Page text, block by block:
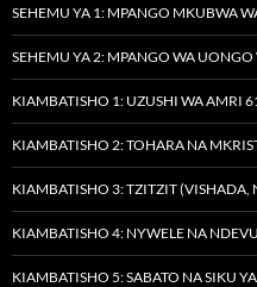
SEHEMU YA 1: MPANGO MKUBWA
SEHEMU YA 2: MPANGO WA
KIAMBATISHO 1: UZUSHI WA AMRI
KIAMBATISHO 2: TOHARA NA
KIAMBATISHO 3: TZITZIT (VISHADA,
KIAMBATISHO 4: NYWELE NA
KIAMBATISHO 5: SABATO NA SIKU